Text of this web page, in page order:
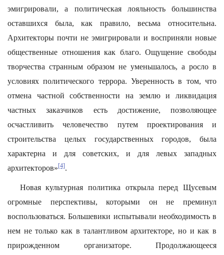
эмигрировали, а политическая лояльность большинства
оставшихся была, как правило, весьма относительна.
Архитекторы почти не эмигрировали и восприняли новые
общественные отношения как благо. Ощущение свободы
творчества странным образом не уменьшалось, а росло в
условиях политического террора. Уверенность в том, что
отмена частной собственности на землю и ликвидация
частных заказчиков есть достижение, позволяющее
осчастливить человечество путем проектирования и
строительства целых государственных городов, была
характерна и для советских, и для левых западных
архитекторов»[4].
Новая культурная политика открыла перед Щусевым
огромные перспективы, которыми он не преминул
воспользоваться. Большевики испытывали необходимость в
нем не только как в талантливом архитекторе, но и как в
прирожденном организаторе. Продолжающееся